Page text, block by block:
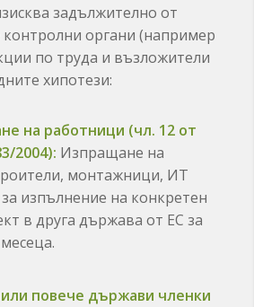
задължително от
органи (например
по труда и възложители
хипотези:
на работници (чл. 12 от
2004): Изпращане на
монтажници, ИТ
изпълнение на конкретен
в друга държава от ЕС за
повече държави членки